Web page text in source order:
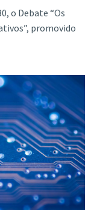
o Debate “Os
promovido